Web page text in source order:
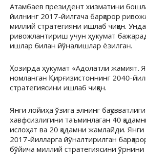
Атамбаев президент хизматини
йилнинг 2017-йилгача барқарор
миллий стратегияни ишлаб чиққан.
ривожлантириш учун ҳукумат
ишлар билан йўналишлар ёзилган.
Ҳозирда ҳукумат «Адолатли жамият.
номланган Қирғизистоннинг 2040-
стратегиясини ишлаб чиққан.
Янги лойиҳа ўзига элнинг
хавфсизлигини таъминлаган 40
ислоҳат ва 20 қадамни жамлайди.
2017-йилларга йўналтирилган
бўйича миллий стратегиясини ўрнини